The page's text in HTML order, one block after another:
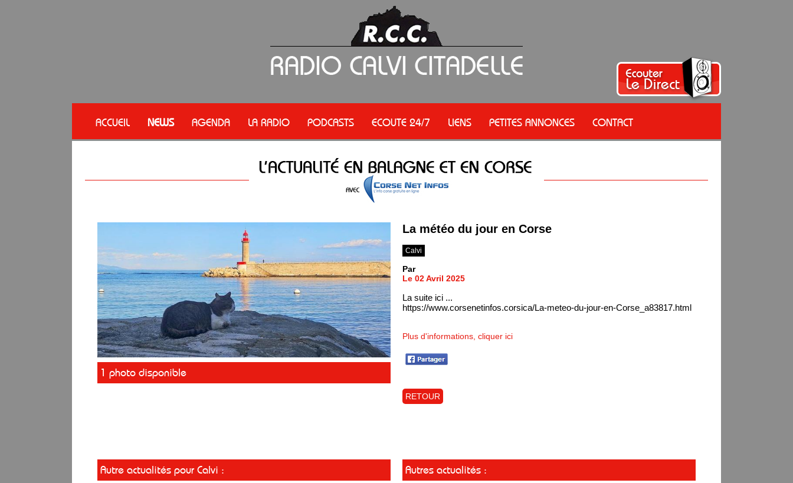
ACCUEIL NEWS AGENDA LA RADIO PODCASTS ECOUTE 24/7 LIENS PETITES ANNONCES CONTACT
1 photo disponible
La météo du jour en Corse
Calvi
Par
Le 02 Avril 2025
La suite ici ...
https://www.corsenetinfos.corsica/La-meteo-du-jour-en-Corse_a83817.html
Plus d'informations, cliquer ici
RETOUR
Autre actualités pour Calvi : Autres actualités :